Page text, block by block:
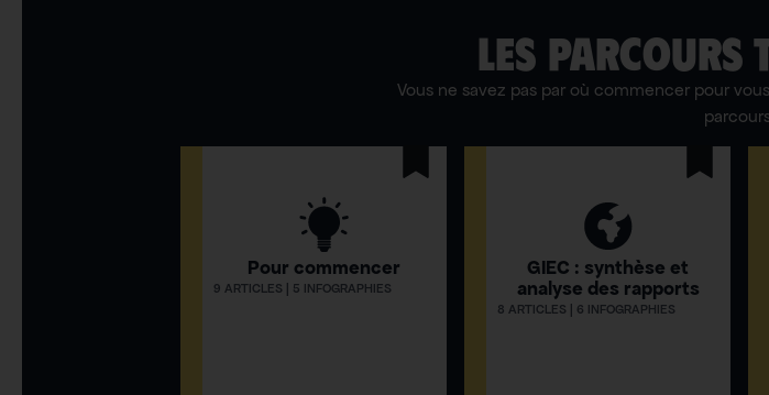
LES PARCOURS
Vous ne savez pas par où commencer pour
Pour commencer
9 ARTICLES | 5 INFOGRAPHIES
GIEC : synthèse et
analyse des rapports
8 ARTICLES | 6 INFOGRAPHIES